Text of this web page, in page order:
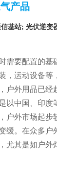
产品
基站; 光伏逆变
需要配置的基
，运动设备等
户外用品已经
以中国、印度
户外市场起步
缓。在众多户
尤其是如户外